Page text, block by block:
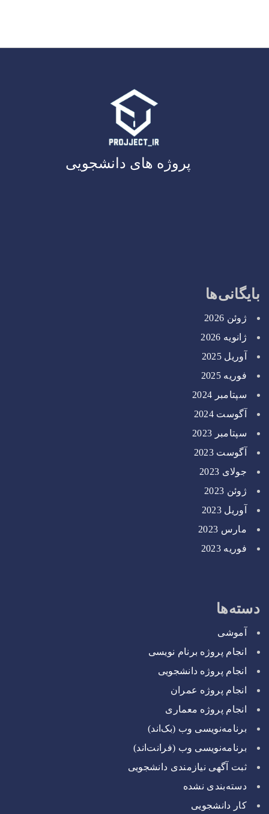
پروژه های دانشجویی
بایگانی‌ها
ژوئن 2026
ژانویه 2026
آوریل 2025
فوریه 2025
سپتامبر 2024
آگوست 2024
سپتامبر 2023
آگوست 2023
جولای 2023
ژوئن 2023
آوریل 2023
مارس 2023
فوریه 2023
دسته‌ها
آموشی
انجام پروژه برنام نویسی
انجام پروژه دانشجویی
انجام پروژه عمران
انجام پروژه معماری
برنامه‌نویسی وب (بک‌اند)
برنامه‌نویسی وب (فرانت‌اند)
ثبت آگهی نیازمندی دانشجویی
دسته‌بندی نشده
کار دانشجویی